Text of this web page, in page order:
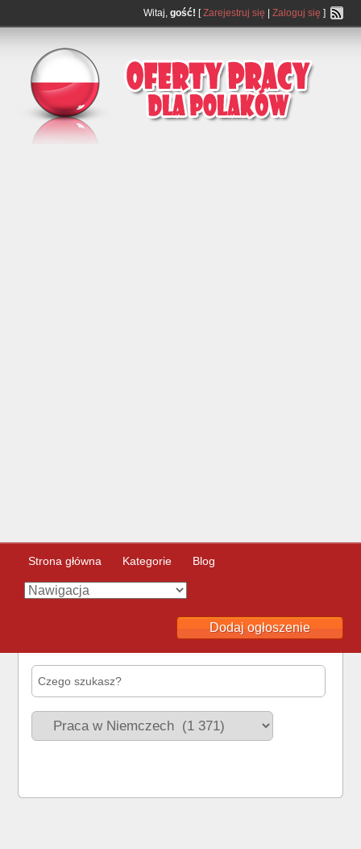
Witaj, gość! [Zarejestruj się Zaloguj się ]
Strona główna Kategorie Blog
Dodaj ogłoszenie